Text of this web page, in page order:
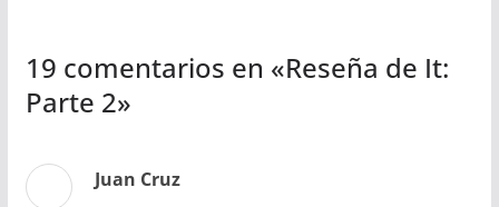
19 comentarios en «Reseña de It:
Parte 2»
Juan Cruz